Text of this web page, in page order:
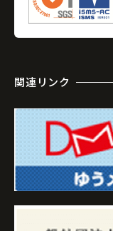
関連リンク